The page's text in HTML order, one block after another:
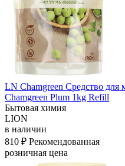
LN Chamgreen Средство
Chamgreen Plum 1kg Refill
Бытовая химия
LION
в наличии
810 ₽ Рекомендованная
розничная цена